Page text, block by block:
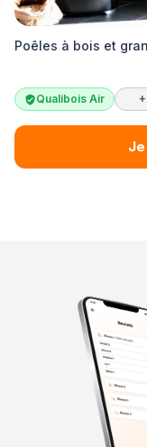
Poêles à bois et
Qualibois Air